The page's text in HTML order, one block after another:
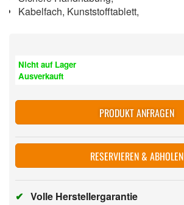
Kabelfach, Kunststofftablett,
Nicht auf Lager
Ausverkauft
PRODUKT ANFRAGEN
RESERVIEREN & ABHOLEN
✔ Volle Herstellergarantie